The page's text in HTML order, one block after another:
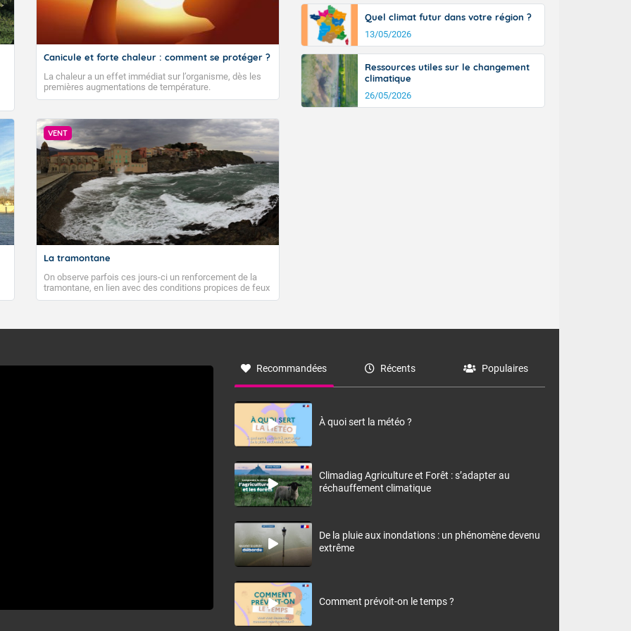
Canicule et forte chaleur : comment se protéger ?
La chaleur a un effet immédiat sur l’organisme, dès les
premières augmentations de température.
VENT
La tramontane
On observe parfois ces jours-ci un renforcement de la
tramontane, en lien avec des conditions propices de feux
de forêt. Mais qu'est-ce que la tramontane ? Quelles sont
à nord-ouest, dans un secteur qui part du Roussillon à la
monts, en allusion aux régions montagneuses d’où
Quel climat futur dans votre région ?
13/05/2026
Ressources utiles sur le changement
climatique
26/05/2026
Recommandées Récents Populaires
À quoi sert la météo ?
Climadiag Agriculture et Forêt : s’adapter au
réchauffement climatique
De la pluie aux inondations : un phénomène devenu
extrême
Comment prévoit-on le temps ?